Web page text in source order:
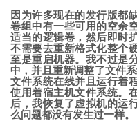
因为许多现在的发行版都
卷组中有一些可用的空余
适当的逻辑卷，然后即时
不需要去重新格式化整个
至是重启机器。我不过是
中，并且重新调整了文件
文件系统在线并且运行着
使用着宿主机文件系统。
后，我恢复了虚拟机的运
么问题都没有发生过一样。